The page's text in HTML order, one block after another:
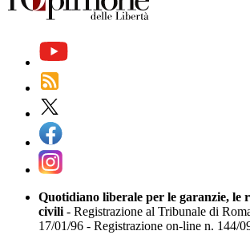
Quotidiano liberale per le garanzie, le
civili - Registrazione al Tribunale di
17/01/96 - Registrazione on-line n. 144/